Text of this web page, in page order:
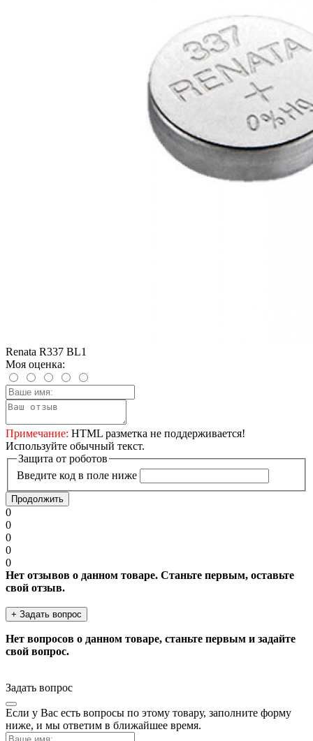
Renata R337 BL1
Моя оценка:
Примечание: HTML разметка не поддерживается!
Используйте обычный текст.
Защита от роботов
Введите код в поле ниже
Продолжить
0
0
0
0
0
Нет отзывов о данном товаре. Станьте первым, оставьте
свой отзыв.
+ Задать вопрос
Нет вопросов о данном товаре, станьте первым и задайте
свой вопрос.
Задать вопрос
Если у Вас есть вопросы по этому товару, заполните форму
ниже, и мы ответим в ближайшее время.